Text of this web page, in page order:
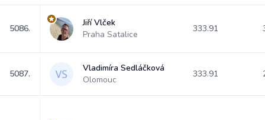
5086.
Jiří Vlček
Praha Satalice
333.91
5087.
Vladimíra Sedláčková
Olomouc
333.91